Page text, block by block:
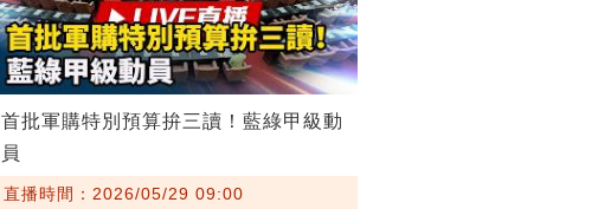
首批軍購特別預算拚三讀！藍綠甲級動
員
直播時間：2026/05/29 09:00